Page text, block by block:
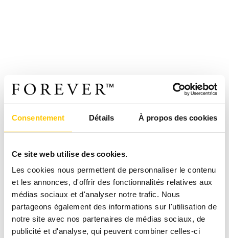
Consentement Détails À propos des cookies
Ce site web utilise des cookies.
Les cookies nous permettent de personnaliser le contenu
et les annonces, d'offrir des fonctionnalités relatives aux
médias sociaux et d'analyser notre trafic. Nous
partageons également des informations sur l'utilisation de
notre site avec nos partenaires de médias sociaux, de
publicité et d'analyse, qui peuvent combiner celles-ci